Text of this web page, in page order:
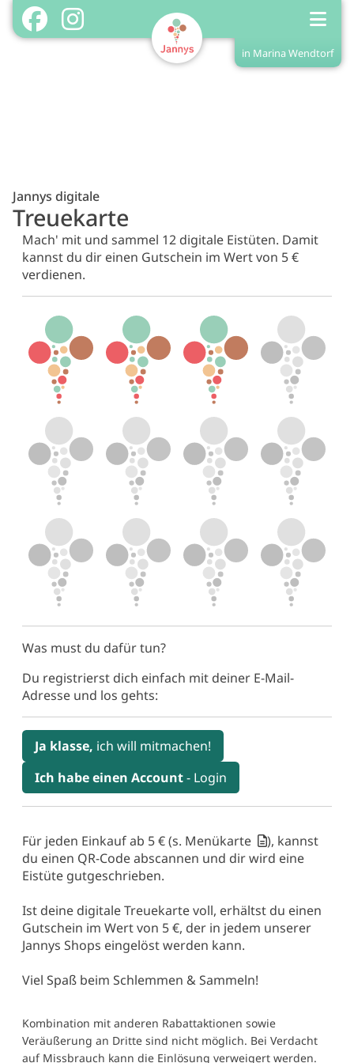
in Marina Wendtorf
Shop in Marina Wendtorf
Registrieren
Jannys digitale
Treuekarte
Mach' mit und sammel 12 digitale Eistüten. Damit
kannst du dir einen Gutschein im Wert von 5 €
verdienen.
Was must du dafür tun?
Du registrierst dich einfach mit deiner E-Mail-
Adresse und los gehts:
Ja klasse, ich will mitmachen!
Ich habe einen Account- Login
Für jeden Einkauf ab 5 €(s. Menükarte
), kannst
du einen QR-Code abscannen und dir wird eine
Eistüte gutgeschrieben.
Ist deine digitale Treuekarte voll, erhältst du einen
Gutschein im Wert von 5 €, der in jedem unserer
Jannys Shops eingelöst werden kann.
Viel Spaß beim Schlemmen & Sammeln!
Kombination mit anderen Rabattaktionen sowie
Veräußerung an Dritte sind nicht möglich. Bei Verdacht
auf Missbrauch kann die Einlösung verweigert werden.